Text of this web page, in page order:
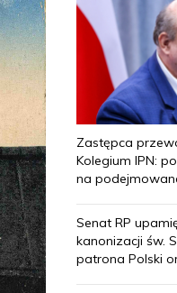
Zastępca
Kolegium IPN:
na
Senat RP
kanonizacji św.
patrona Polski